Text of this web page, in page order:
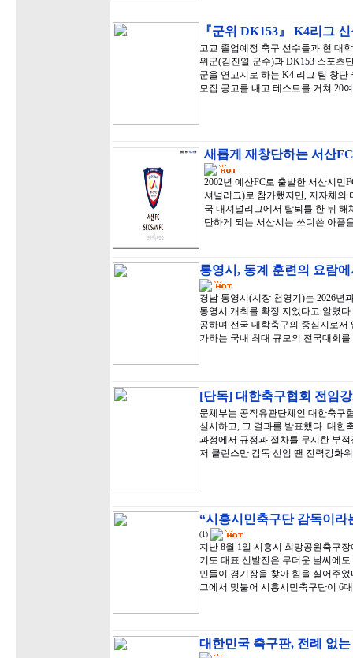
『군위 DK153』 K4리그
고교 졸업예정 축구 선수들과 현 대
위군(김진열 군수)과 DK153 스포츠
군을 연고지로 하는 K4 리그 팀 창단
모집 공고를 내고 테스트를 거쳐 20
새롭게 재창단하는 서산
2002년 예산FC로 출발한 서산시민
셔널리그)로 참가했지만, 지자체의
국 내셔널리그에서 탈퇴를 한 뒤 해
단하게 되는 서산시는 쓰디쓴 아픔
통영시, 동계 훈련의 요람
경남 통영시(시장 천영기)는 2026년
통영시 개최를 확정 지었다고 알렸
공하며 전국 대학축구의 중심지로서
가하는 국내 최대 규모의 전국대회
[단독] 대한축구협회 전임
문체부는 공직유관단체인 대한축구
실시하고, 그 결과를 발표했다. 대한
과정에서 규정과 절차를 무시한 부
저 클린스만 감독 선임 땐 전력강화
“시흥시민축구단 감독이
(1)
지난 8월 1일 시흥시 희망공원축구
기도 대표 선발전은 무더운 날씨에
민들이 경기장을 찾아 힘을 실어주
그에서 맞붙어 시흥시민축구단이 6
대한민국 축구판, 전례 없